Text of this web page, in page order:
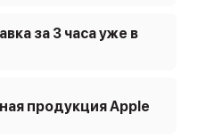
за 3 часа уже в
продукция Apple